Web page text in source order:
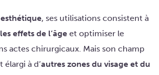
, ses utilisations consistent à
effets de l’âge et optimiser le
actes chirurgicaux. Mais son champ
élargi à d’autres zones du visage et du